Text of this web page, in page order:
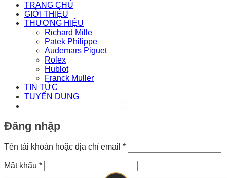
TRANG CHỦ
GIỚI THIỆU
THƯƠNG HIỆU
Richard Mille
Patek Philippe
Audemars Piguet
Rolex
Hublot
Franck Muller
TIN TỨC
TUYỂN DỤNG
Đăng nhập
Tên tài khoản hoặc địa chỉ email *Bắt
buộc
Mật khẩu *Bắt
buộc